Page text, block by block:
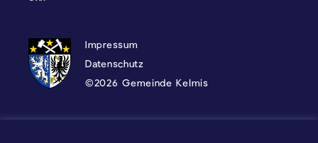
DATENSCHUTZ, IMPRESSUM UND
Impressum
Datenschutz
©2026 Gemeinde Kelmis